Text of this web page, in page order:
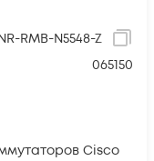
RMB-N5548-Z
065150
Cisco